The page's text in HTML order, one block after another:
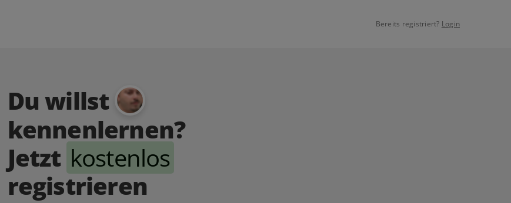
Bereits registriert? Login
Du willst
kennenlernen?
Jetzt kostenlos
registrieren